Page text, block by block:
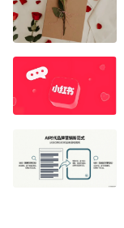
私域课程
增长俱乐部
增长俱乐部
商家社区
合作共进